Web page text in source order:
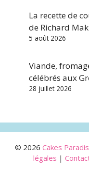
La recette de
de Richard
5 août 2026
Viande,
célébrés aux
28 juillet 2026
© 2026 Cakes
légales |